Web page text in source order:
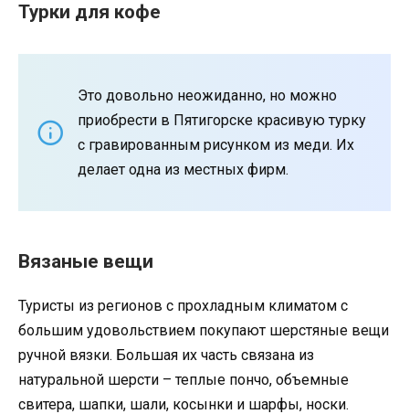
Турки для кофе
Это довольно неожиданно, но можно
приобрести в Пятигорске красивую турку
с гравированным рисунком из меди. Их
делает одна из местных фирм.
Вязаные вещи
Туристы из регионов с прохладным климатом с
большим удовольствием покупают шерстяные вещи
ручной вязки. Большая их часть связана из
натуральной шерсти – теплые пончо, объемные
свитера, шапки, шали, косынки и шарфы, носки.